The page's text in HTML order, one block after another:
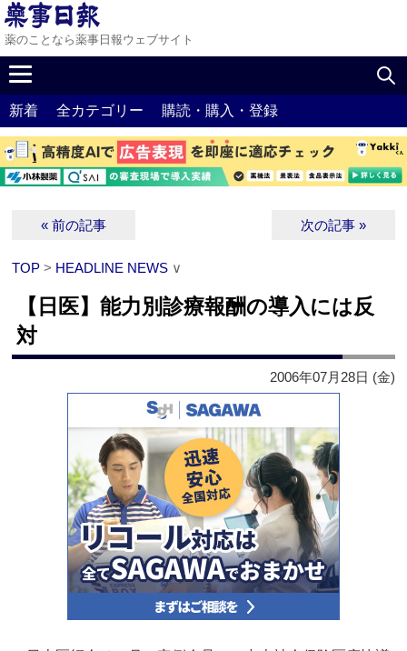
薬のことなら薬事日報ウェブサイト
新着 全カテゴリー 購読・購入・登録
« 前の記事 次の記事 »
TOP > HEADLINE NEWS ∨
【日医】能力別診療報酬の導入には反
対
2006年07月28日 (金)